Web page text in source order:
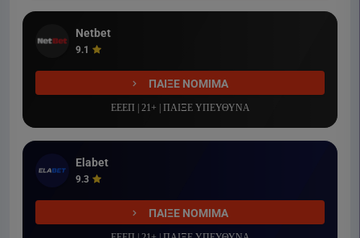
Netbet
9.1
ΠΑΙΞΕ ΝΟΜΙΜΑ
ΕΕΕΠ | 21+ | ΠΑΙΞΕ ΥΠΕΥΘΥΝΑ
Elabet
9.3
ΠΑΙΞΕ ΝΟΜΙΜΑ